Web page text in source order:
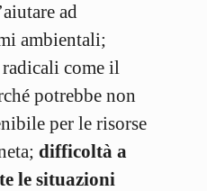
ad
ambientali;
come il
potrebbe non
per le risorse
difficoltà a
le situazioni